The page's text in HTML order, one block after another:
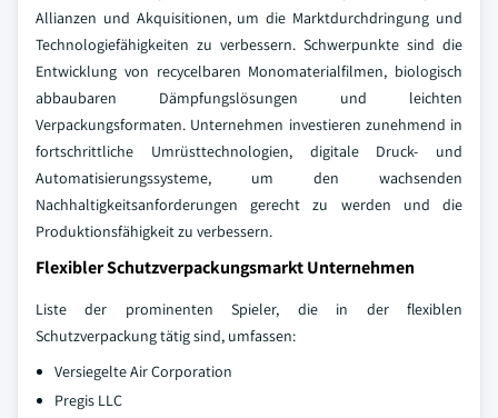
Allianzen und Akquisitionen, um die Marktdurchdringung und
Technologiefähigkeiten zu verbessern. Schwerpunkte sind die
Entwicklung von recycelbaren Monomaterialfilmen, biologisch
abbaubaren Dämpfungslösungen und leichten
Verpackungsformaten. Unternehmen investieren zunehmend in
fortschrittliche Umrüsttechnologien, digitale Druck- und
Automatisierungssysteme, um den wachsenden
Nachhaltigkeitsanforderungen gerecht zu werden und die
Produktionsfähigkeit zu verbessern.
Flexibler Schutzverpackungsmarkt Unternehmen
Liste der prominenten Spieler, die in der flexiblen
Schutzverpackung tätig sind, umfassen:
Versiegelte Air Corporation
Pregis LLC